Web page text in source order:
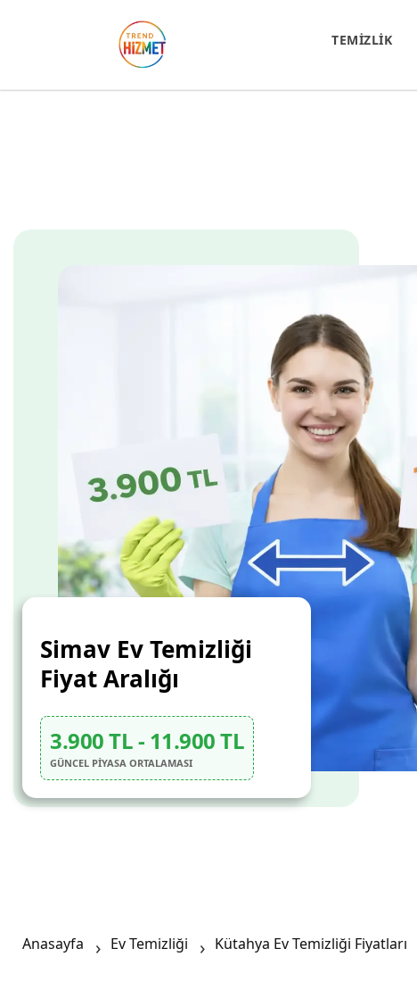
TEMİZLİK
Simav Ev Temizliği
Fiyat Aralığı
3.900 TL - 11.900 TL
GÜNCEL PİYASA ORTALAMASI
Anasayfa Ev Temizliği Kütahya Ev Temizliği Fiyatları